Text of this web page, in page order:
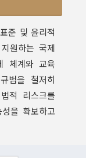
준 및 윤리적
원하는 국제
체계와 교육
범을 철저히
적 리스크를
을 확보하고